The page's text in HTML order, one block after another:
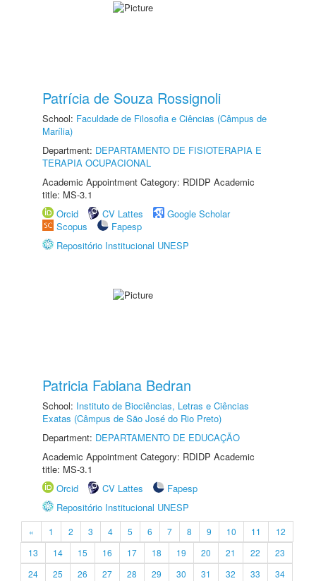
Patrícia de Souza Rossignoli
School: Faculdade de Filosofia e Ciências (Câmpus de
Marília)
Department: DEPARTAMENTO DE FISIOTERAPIA E
TERAPIA OCUPACIONAL
Academic Appointment Category: RDIDP Academic
title: MS-3.1
Orcid
CV Lattes
Google Scholar
Scopus
Fapesp
Repositório Institucional UNESP
Patricia Fabiana Bedran
School: Instituto de Biociências, Letras e Ciências
Exatas (Câmpus de São José do Rio Preto)
Department: DEPARTAMENTO DE EDUCAÇÃO
Academic Appointment Category: RDIDP Academic
title: MS-3.1
Orcid
CV Lattes
Fapesp
Repositório Institucional UNESP
« 1 2 3 4 5 6 7 8 9 10 11
12
13
14 15 16 17 18 19 20 21 22
23
24
25 26 27 28 29 30 31 32 33
34